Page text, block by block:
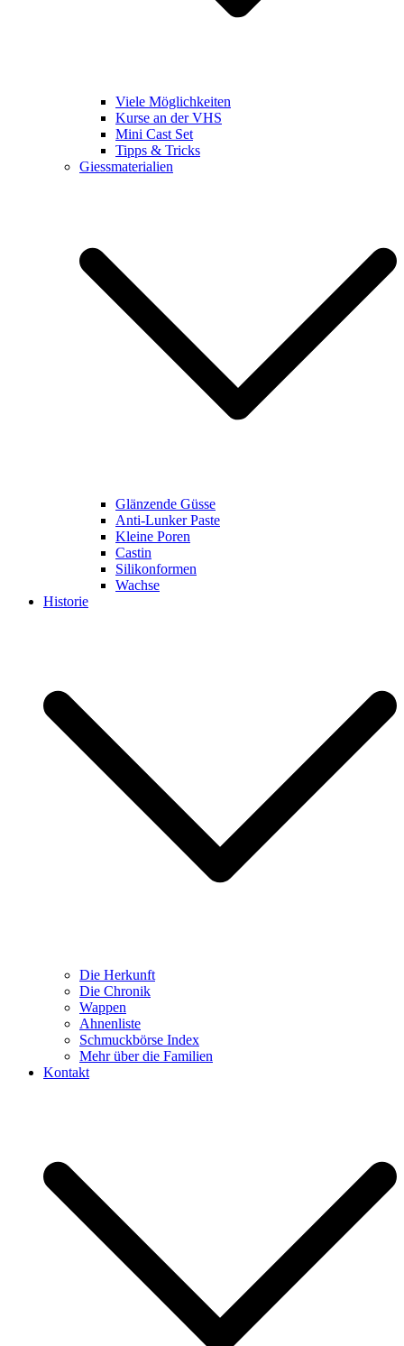
Viele Möglichkeiten
Kurse an der VHS
Mini Cast Set
Tipps & Tricks
Giessmaterialien
Glänzende Güsse
Anti-Lunker Paste
Kleine Poren
Castin
Silikonformen
Wachse
Historie
Die Herkunft
Die Chronik
Wappen
Ahnenliste
Schmuckbörse Index
Mehr über die Familien
Kontakt